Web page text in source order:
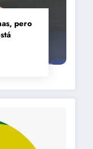
pero